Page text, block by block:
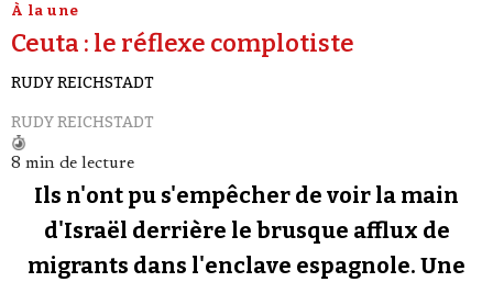
Analyses
Conspipédia
Vidéos
Revues de presse
À la une
Ceuta : le réflexe complotiste
RUDY REICHSTADT
RUDY REICHSTADT
8 min de lecture
Ils n'ont pu s'empêcher de voir la main
d'Israël derrière le brusque afflux de
migrants dans l'enclave espagnole. Une